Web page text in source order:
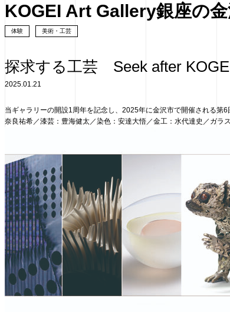
KOGEI Art Gallery銀座の金
体験 美術・工芸
探求する工芸 Seek after
2025.01.21
当ギャラリーの開設1周年を記念し、2025年に金沢市で開催される第
奈良祐希／漆芸：豊海健太／染色：安達大悟／金工：水代達史／ガ